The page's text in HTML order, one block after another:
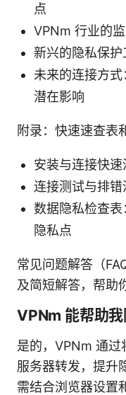
点
VPNm 行业的
新兴的隐私保
未来的连接方
潜在影响
附录：快速速查表
安装与连接快速
连接测试与排错
数据隐私检查
隐私点
常见问题解答（
及简短解答，帮助
VPNm 能帮助我
是的，VPNm 通过
服务器转发，提升
需结合浏览器设置